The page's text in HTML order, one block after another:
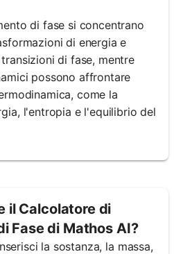
di fase si concentrano
di energia e
di fase, mentre
possono affrontare
come la
l'entropia e l'equilibrio del
il Calcolatore di
Fase di Mathos AI?
la sostanza, la massa,